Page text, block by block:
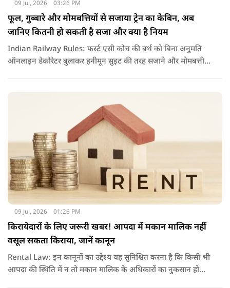
09 Jul, 2026 03:26 PM
फूल, गुब्बारे और मोमबत्तियों से सजाया ट्रेन का केबिन, अब
जानिए कितनी हो सकती है सजा और क्या है नियम
Indian Railway Rules: फर्स्ट एसी कोच की बर्थ को बिना अनुमति
ऑनलाइन डेकोरेटर बुलाकर हनीमून सुइट की तरह सजाने और मोमबत्ती
09 Jul, 2026 01:26 PM
किरायेदारों के लिए जरूरी खबर! आपदा में मकान मालिक नहीं
वसूल सकता किराया, जानें कानून
Rental Law: इन कानूनों का उद्देश्य यह सुनिश्चित करना है कि किसी भी
आपदा की स्थिति में न तो मकान मालिक के अधिकारों का नुकसान हो